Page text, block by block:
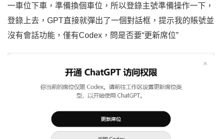
一車位下車，準備換個車位，所以登錄主號準備操作一下，
登錄上去，GPT直接就彈出了一個對話框，提示我的賬號並
沒有會話功能，僅有Codex，問是否要“更新席位”